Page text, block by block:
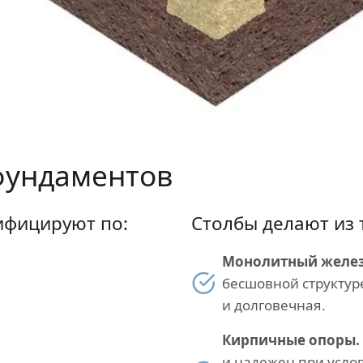
по: Столбы делают из
Монолитный
бесшовной
и долговечная.
Кирпичные опоры.